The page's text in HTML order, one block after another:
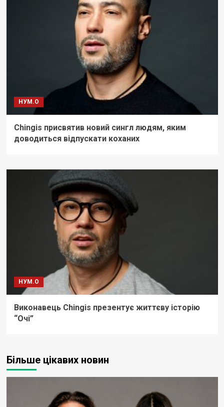
НУМ.О
Chingis присвятив новий сингл людям, яким
доводиться відпускати коханих
НУМ.О
Виконавець Chingis презентує життєву історію
“Очі”
Більше цікавих новин